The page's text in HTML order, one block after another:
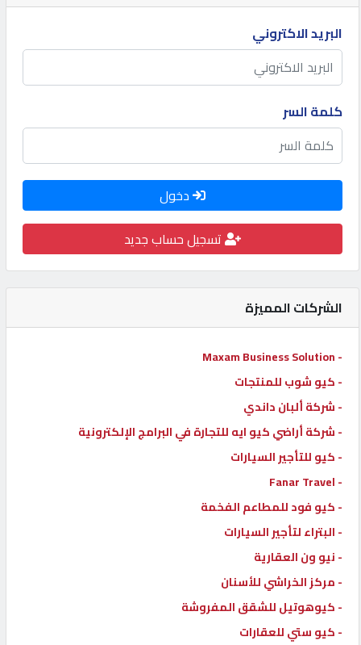
كيو
مزاد
كيو
كيو
كارز
كيو
ماركت
الدليل
القطري
POWERED
QHOST
البريد الاكتروني
كلمة السر
دخول
تسجيل حساب جديد
الشركات المميزة
- Maxam Business Solution
- كيو شوب للمنتجات
- شركة ألبان داندي
- شركة أراضي كيو ايه للتجارة في البرامج الإلكترونية
- كيو للتأجير السيارات
- Fanar Travel
- كيو فود للمطاعم الفخمة
- البتراء لتأجير السيارات
- نيو ون العقارية
- مركز الخراشي للأسنان
- كيوهوتيل للشقق المفروشة
- كيو ستي للعقارات